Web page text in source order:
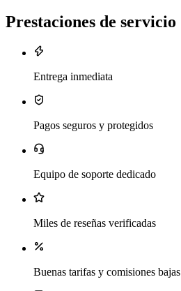
Prestaciones de servicio
Entrega inmediata
Pagos seguros y protegidos
Equipo de soporte dedicado
Miles de reseñas verificadas
Buenas tarifas y comisiones bajas